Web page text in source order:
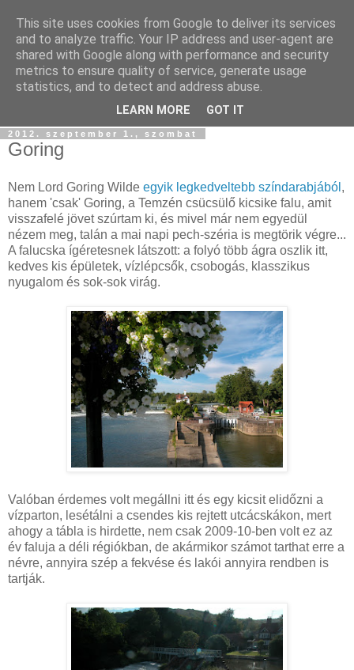
Szőttesföld
Képes és képtelen kalandozásaink keresztül-kasul
Középfölde kockás kendőjén...
2012. szeptember 1., szombat
Goring
Nem Lord Goring Wilde egyik legkedveltebb színdarabjából ,
hanem 'csak' Goring, a Temzén csücsülő kicsike falu, amit
visszafelé jövet szúrtam ki, és mivel már nem egyedül
nézem meg, talán a mai napi pech-széria is megtörik végre...
A falucska ígéretesnek látszott: a folyó több ágra oszlik itt,
kedves kis épületek, vízlépcsők, csobogás, klasszikus
nyugalom és sok-sok virág.
Valóban érdemes volt megállni itt és egy kicsit elidőzni a
vízparton, lesétálni a csendes kis rejtett utcácskákon, mert
ahogy a tábla is hirdette, nem csak 2009-10-ben volt ez az
év faluja a déli régiókban, de akármikor számot tarthat erre a
névre, annyira szép a fekvése és lakói annyira rendben is
tartják.
This site uses cookies from Google to deliver its services
and to analyze traffic. Your IP address and user-agent are
shared with Google along with performance and security
metrics to ensure quality of service, generate usage
statistics, and to detect and address abuse.
LEARN MORE GOT IT